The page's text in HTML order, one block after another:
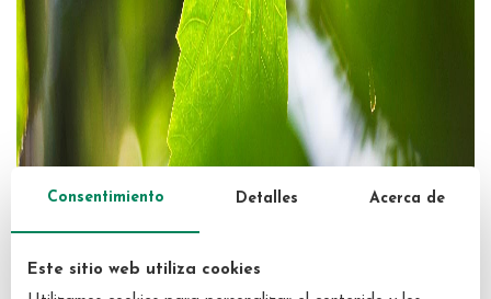
Consentimiento Detalles Acerca de
Este sitio web utiliza cookies